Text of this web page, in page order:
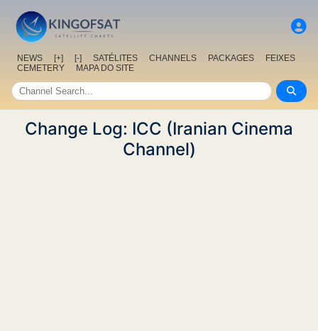
NEWS [+] [-] SATÉLITES CHANNELS PACKAGES
FEIXES
CEMETERY
MAPA DO SITE
Change Log: ICC (Iranian Cinema
Channel)